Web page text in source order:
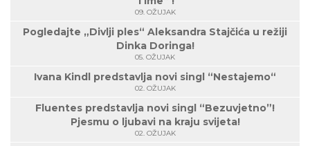
09. OŽUJAK
Pogledajte „Divlji ples“ Aleksandra Stajčića u režiji
Dinka Doringa!
05. OŽUJAK
Ivana Kindl predstavlja novi singl “Nestajemo“
02. OŽUJAK
Fluentes predstavlja novi singl “Bezuvjetno”!
Pjesmu o ljubavi na kraju svijeta!
02. OŽUJAK